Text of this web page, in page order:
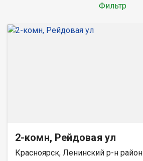
Фильтр
2-комн, Рейдовая ул
Красноярск, Ленинский р-н район